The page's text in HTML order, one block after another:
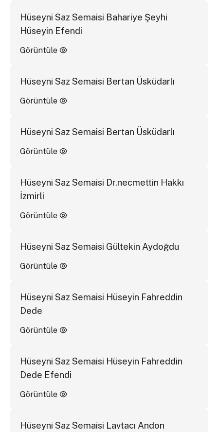
Hüseyni Saz Semaisi Bahariye Şeyhi
Hüseyin Efendi
Görüntüle
Hüseyni Saz Semaisi Bertan Üsküdarlı
Görüntüle
Hüseyni Saz Semaisi Bertan Üsküdarlı
Görüntüle
Hüseyni Saz Semaisi Dr.necmettin Hakkı
İzmirli
Görüntüle
Hüseyni Saz Semaisi Gültekin Aydoğdu
Görüntüle
Hüseyni Saz Semaisi Hüseyin Fahreddin
Dede
Görüntüle
Hüseyni Saz Semaisi Hüseyin Fahreddin
Dede Efendi
Görüntüle
Hüseyni Saz Semaisi Lavtacı Andon